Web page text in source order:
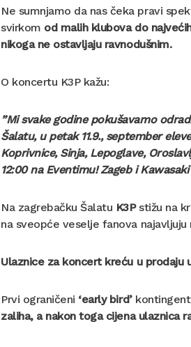
Ne sumnjamo da nas čeka pravi
svirkom od malih klubova do
nikoga ne ostavljaju ravnodušnim.
O koncertu K3P kažu:
”Mi svake godine pokušavamo
Šalatu, u petak 11.9., september
Koprivnice, Sinja, Lepoglave,
12:00 na Eventimu! Zageb i
Na zagrebačku Šalatu K3Pstižu na
na sveopće veselje fanova
Ulaznice za koncert kreću u prodaju
Prvi ograničeni ‘early bird’
zaliha, a nakon toga cijena ulaznica